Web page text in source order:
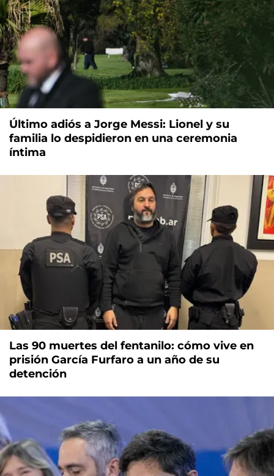
Último adiós a Jorge Messi: Lionel y su
familia lo despidieron en una ceremonia
íntima
Las 90 muertes del fentanilo: cómo vive en
prisión García Furfaro a un año de su
detención